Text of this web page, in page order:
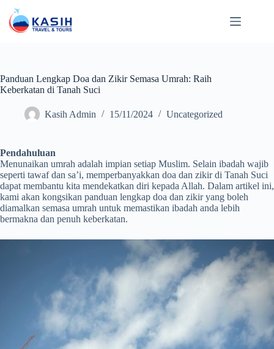
content
Panduan Lengkap Doa dan Zikir Semasa Umrah: Raih
Keberkatan di Tanah Suci
Kasih Admin 15/11/2024 Uncategorized
Pendahuluan
Menunaikan umrah adalah impian setiap Muslim. Selain ibadah wajib
seperti tawaf dan sa’i, memperbanyakkan doa dan zikir di Tanah Suci
dapat membantu kita mendekatkan diri kepada Allah. Dalam artikel ini,
kami akan kongsikan panduan lengkap doa dan zikir yang boleh
diamalkan semasa umrah untuk memastikan ibadah anda lebih
bermakna dan penuh keberkatan.